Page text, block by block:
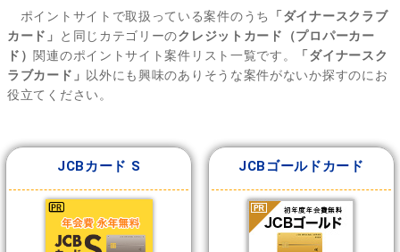
ポイントサイトで取扱っている案件のうち
「ダイナースクラブ
カード」
と同じカテゴリーのクレジットカード（プロパーカー
ド） 関連のポイントサイト案件リスト一覧です。
「ダイナースク
ラブカード」 以外にも興味のありそうな案件がないか探すのにお
役立てください。
JCBカード S JCBゴールドカード